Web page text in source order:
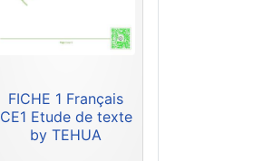
FICHE 1 Français
CE1 Etude de texte
by TEHUA